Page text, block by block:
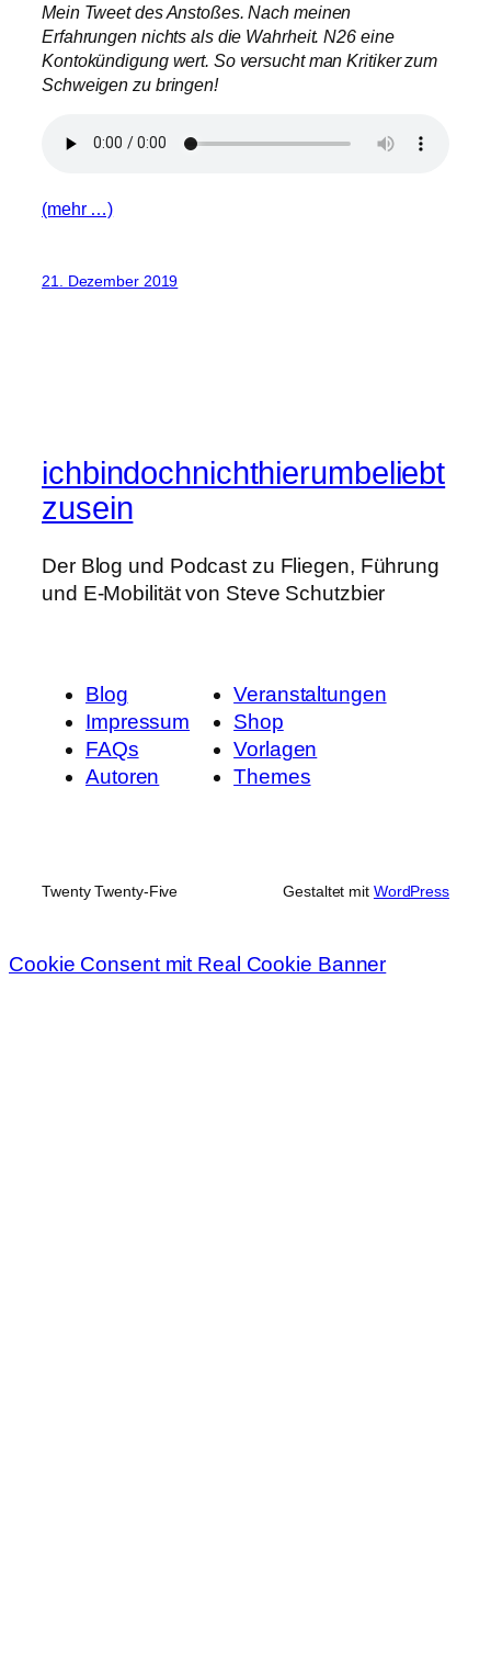
Mein Tweet des Anstoßes. Nach meinen
Erfahrungen nichts als die Wahrheit. N26 eine
Kontokündigung wert. So versucht man Kritiker zum
Schweigen zu bringen!
(mehr …)
21. Dezember 2019
ichbindochnichthierumbeliebt
zusein
Der Blog und Podcast zu Fliegen, Führung
und E-Mobilität von Steve Schutzbier
Blog
Impressum
FAQs
Autoren
Veranstaltungen
Shop
Vorlagen
Themes
Twenty Twenty-Five Gestaltet mit WordPress
Cookie Consent mit Real Cookie Banner